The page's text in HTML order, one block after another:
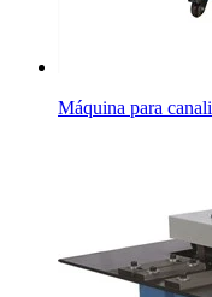
Máquina para